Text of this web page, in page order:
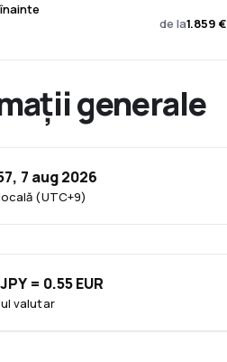
de la1.859 €
generale
(UTC+9)
7 aug 2026
valutar
= 0.55 EUR